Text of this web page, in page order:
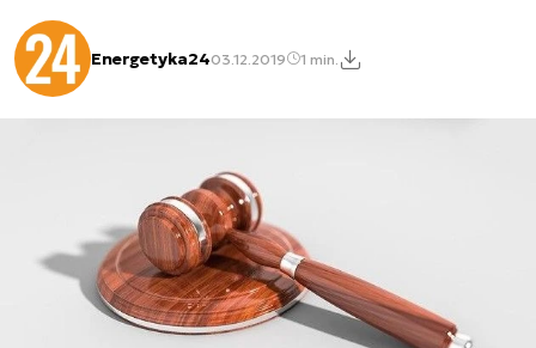
Energetyka2403.12.2019 1 min.